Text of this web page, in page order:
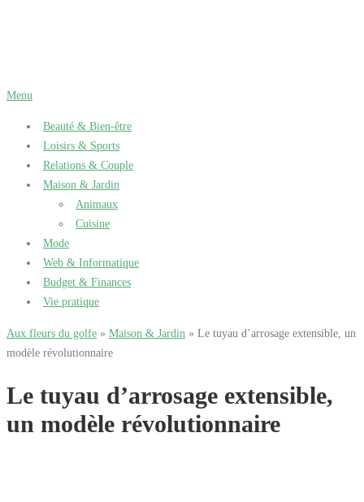
Menu
Beauté & Bien-être
Loisirs & Sports
Relations & Couple
Maison & Jardin
Animaux
Cuisine
Mode
Web & Informatique
Budget & Finances
Vie pratique
Aux fleurs du golfe » Maison & Jardin » Le tuyau d’arrosage extensible, un
modèle révolutionnaire
Le tuyau d’arrosage extensible,
un modèle révolutionnaire